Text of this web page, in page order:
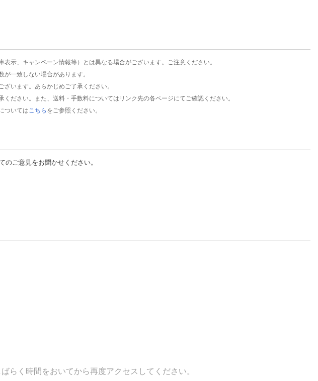
示、キャンペーン情報等）とは異なる場合がございます。ご注意ください。
一致しない場合があります。
います。あらかじめご了承ください。
ださい。また、送料・手数料についてはリンク先の各ページにてご確認ください。
ついては こちら をご参照ください。
ご意見をお聞かせください。
らく時間をおいてから再度アクセスしてください。